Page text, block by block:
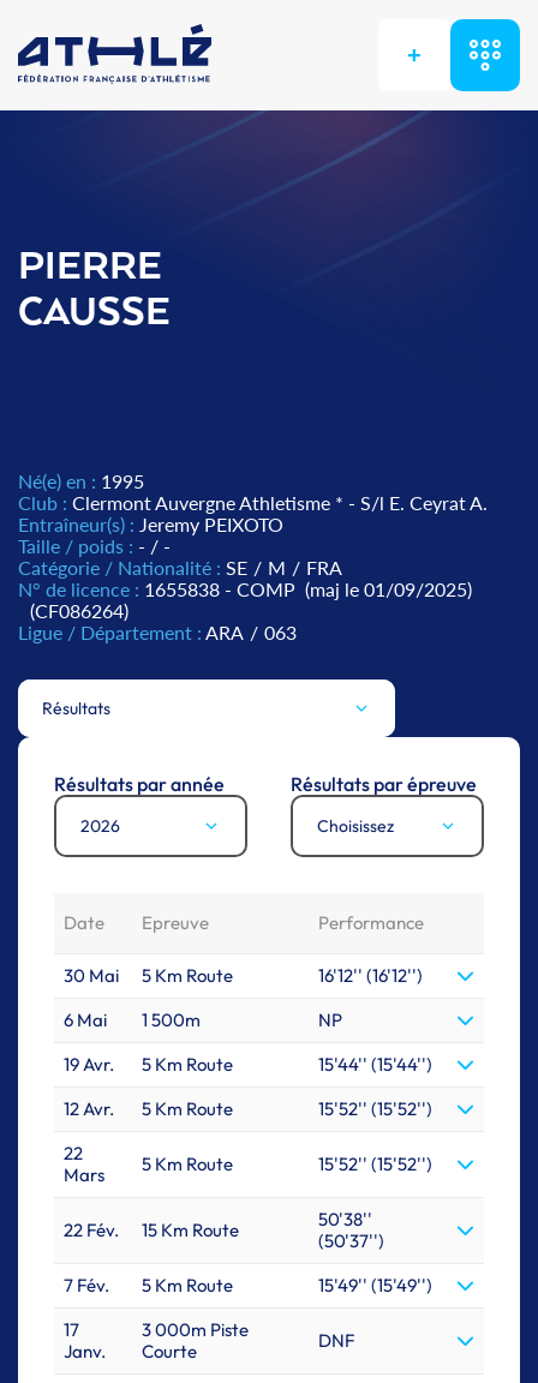
+
PIERRE
CAUSSE
Né(e) en : 1995
Club : Clermont Auvergne Athletisme * - S/l E. Ceyrat A.
Entraîneur(s) : Jeremy PEIXOTO
Taille / poids : - / -
Catégorie / Nationalité : SE / M / FRA
N° de licence : 1655838 - COMP (maj le 01/09/2025)
(CF086264)
Ligue / Département : ARA / 063
Résultats
Résultats par année
2026
Résultats par épreuve
Choisissez
Date Epreuve Performance
30 Mai 5 Km Route
16'12'' (16'12'')
6 Mai
1 500m
NP
19 Avr.
5 Km Route
15'44'' (15'44'')
12 Avr.
5 Km Route
15'52'' (15'52'')
22
Mars
5 Km Route 15'52'' (15'52'')
22 Fév. 15 Km Route
50'38''
(50'37'')
7 Fév.
5 Km Route
15'49'' (15'49'')
17
Janv.
3 000m Piste
Courte
DNF